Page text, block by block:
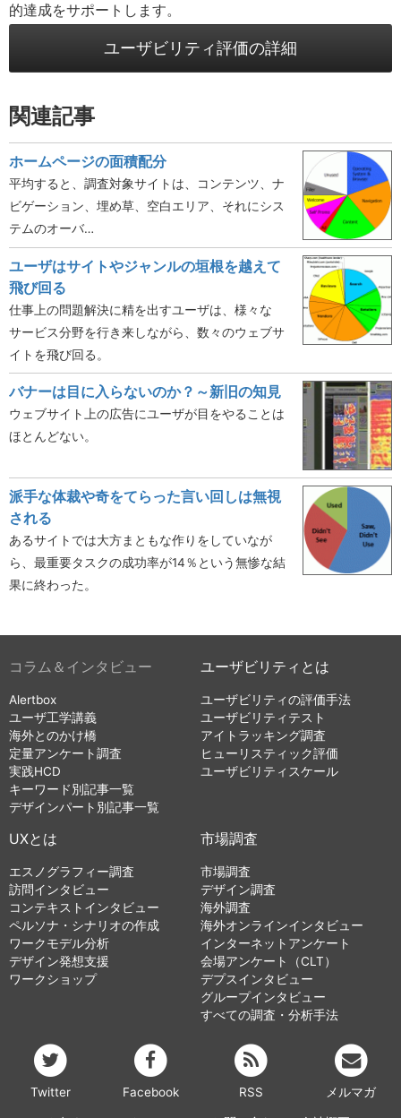
的達成をサポートします。
ユーザビリティ評価の詳細
関連記事
ホームページの面積配分
平均すると、調査対象サイトは、コンテンツ、ナ
ビゲーション、埋め草、空白エリア、それにシス
テムのオーバ…
ユーザはサイトやジャンルの垣根を越えて
飛び回る
仕事上の問題解決に精を出すユーザは、様々な
サービス分野を行き来しながら、数々のウェブサ
イトを飛び回る。
バナーは目に入らないのか？～新旧の知見
ウェブサイト上の広告にユーザが目をやることは
ほとんどない。
派手な体裁や奇をてらった言い回しは無視
される
あるサイトでは大方まともな作りをしていなが
ら、最重要タスクの成功率が14％という無惨な結
果に終わった。
コラム＆インタビュー
Alertbox
ユーザ工学講義
海外とのかけ橋
定量アンケート調査
実践HCD
キーワード別記事一覧
デザインパート別記事一覧
ユーザビリティとは
ユーザビリティの評価手法
ユーザビリティテスト
アイトラッキング調査
ヒューリスティック評価
ユーザビリティスケール
UXとは
エスノグラフィー調査
訪問インタビュー
コンテキストインタビュー
ペルソナ・シナリオの作成
ワークモデル分析
デザイン発想支援
ワークショップ
市場調査
市場調査
デザイン調査
海外調査
海外オンラインインタビュー
インターネットアンケート
会場アンケート（CLT）
デプスインタビュー
グループインタビュー
すべての調査・分析手法
Twitter Facebook RSS メルマガ